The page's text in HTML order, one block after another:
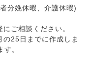
分娩休暇、介護休暇)
ご相談ください。
25日までに作成しま
。